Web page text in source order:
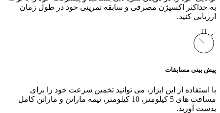
به حداکثر اکسیژن مصرفی و سابقه تمرینی خود در طول زمان
ارزیابی کنید.
پیش بینی مسابقات
با استفاده از این ابزار، می‌ توانید تخمین سرعت خود را برای
مسافت‌ های 5 کیلومتر، 10 کیلومتر، نیمه ماراتن و ماراتن کامل
بدست آورید.